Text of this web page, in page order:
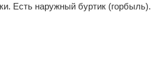
Есть наружный буртик (горбыль).